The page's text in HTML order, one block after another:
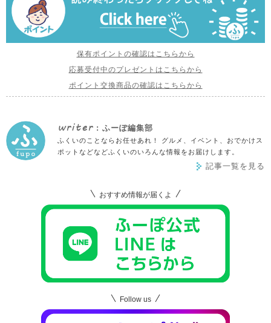
保有ポイントの確認はこちらから
応募受付中のプレゼントはこちらから
ポイント交換商品の確認はこちらから
writer : ふーぽ編集部
ふくいのことならお任せあれ！ グルメ、イベント、おでかけス
ポットなどなどふくいのいろんな情報をお届けします。
記事一覧を見る
おすすめ情報が届くよ
Follow us